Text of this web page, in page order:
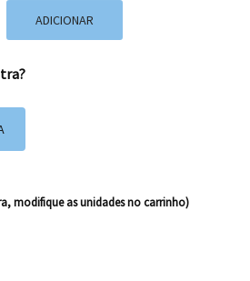
Impressas 28x18x11 cm
ADICIONAR
modifique as unidades no carrinho)